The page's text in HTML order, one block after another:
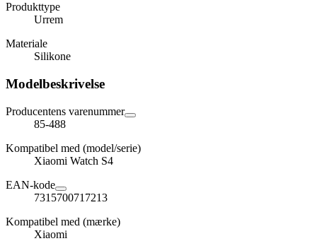
Produkttype
Urrem
Materiale
Silikone
Modelbeskrivelse
Producentens varenummer
85-488
Kompatibel med (model/serie)
Xiaomi Watch S4
EAN-kode
7315700717213
Kompatibel med (mærke)
Xiaomi